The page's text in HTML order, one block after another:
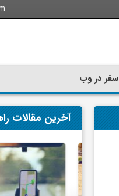
سفر در وب
آخرین مقالات